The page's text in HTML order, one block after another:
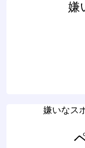
嫌
嫌いなス